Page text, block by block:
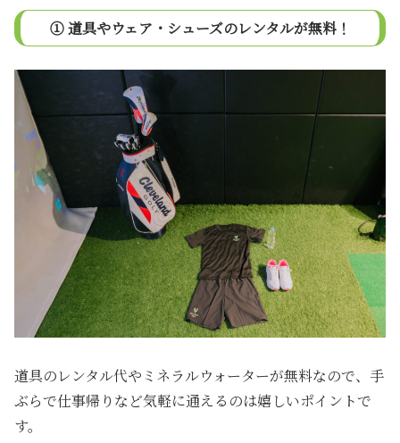
①道具やウェア・シューズのレンタルが無料！
道具のレンタル代やミネラルウォーターが無料なので、手
ぶらで仕事帰りなど気軽に通えるのは嬉しいポイントで
す。